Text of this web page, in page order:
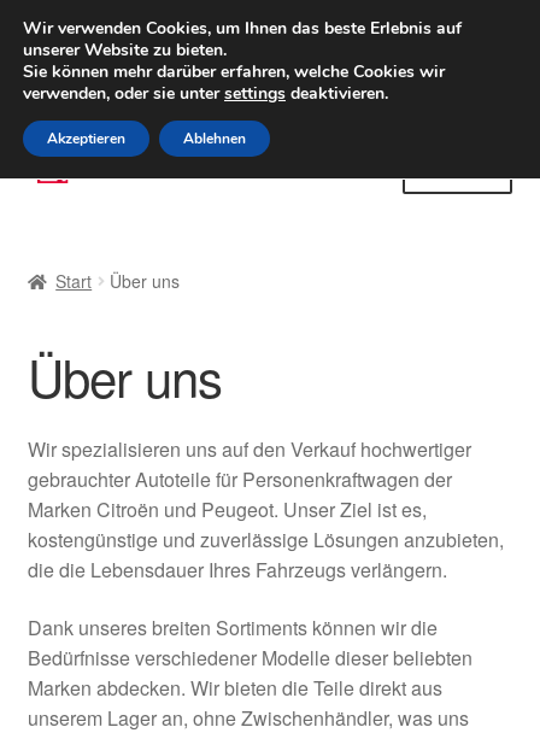
LIEFERUNG ab 6 EUR
Weltweiter Versand
(800) 500 564Mo-Fr 9-16 Uhr
Zur
Navigation
Zum
Inhalt
AGB
Beschwerden
Datenschutz-Bestimmungen
Impressum
Kasse
Kontakt
Start Über uns
Über uns
Wir spezialisieren uns auf den Verkauf hochwertiger
gebrauchter Autoteile für Personenkraftwagen der
Marken Citroën und Peugeot. Unser Ziel ist es,
kostengünstige und zuverlässige Lösungen anzubieten,
die die Lebensdauer Ihres Fahrzeugs verlängern.
Dank unseres breiten Sortiments können wir die
Bedürfnisse verschiedener Modelle dieser beliebten
Marken abdecken. Wir bieten die Teile direkt aus
unserem Lager an, ohne Zwischenhändler, was uns
Wir verwenden Cookies, um Ihnen das beste Erlebnis auf
unserer Website zu bieten.
Sie können mehr darüber erfahren, welche Cookies wir
verwenden, oder sie untersettings deaktivieren.
Akzeptieren Ablehnen